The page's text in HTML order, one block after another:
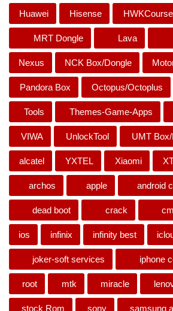
HWKCourse
Hisense
Huawei
Lava
MRT Dongle
NCK Box/Dongle
Nexus
Octopus/Octoplus
Pandora Box
Themes-Game-Apps
Tools
UMT
UnlockTool
VIWA
Xiaomi
YXTEL
alcatel
android
apple
archos
crack
dead boot
infinity best
infinix
ios
iphone
joker-soft services
miracle
mtk
root
samsung
sony
stock Rom